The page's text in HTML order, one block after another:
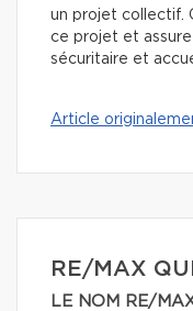
un projet collectif.
ce projet et
sécuritaire et
Article
RE/MAX
LE NOM RE/